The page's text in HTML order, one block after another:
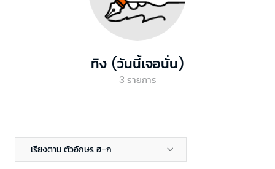
ทิง (วันนี้เจอนั่น)
3 รายการ
เรียงตาม ตัวอักษร ฮ-ก